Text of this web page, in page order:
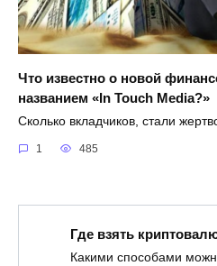
Что известно о новой
названием «In Touch Media?»
Сколько вкладчиков, стали
1 485
Где взять
Какими способами